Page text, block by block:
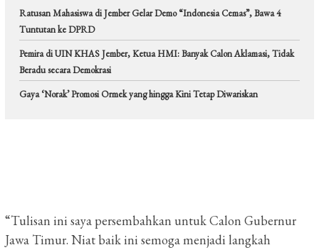
Ratusan Mahasiswa di Jember Gelar Demo “Indonesia Cemas”, Bawa 4
Tuntutan ke DPRD
Pemira di UIN KHAS Jember, Ketua HMI: Banyak Calon Aklamasi, Tidak
Beradu secara Demokrasi
Gaya ‘Norak’ Promosi Ormek yang hingga Kini Tetap Diwariskan
“Tulisan ini saya persembahkan untuk Calon Gubernur
Jawa Timur. Niat baik ini semoga menjadi langkah